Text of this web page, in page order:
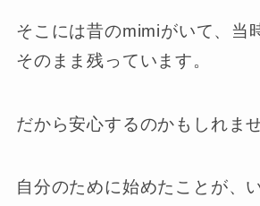
そこには昔のmimiがいて、当
そのまま残っています。
だから安心するのかもしれませ
自分のために始めたことが、